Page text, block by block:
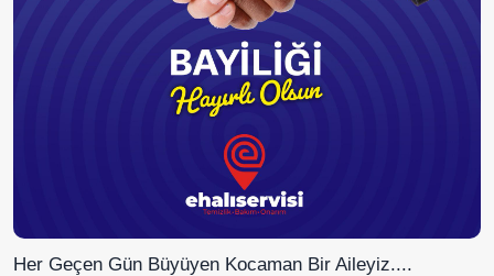
Her Geçen Gün Büyüyen Kocaman Bir Aileyiz....